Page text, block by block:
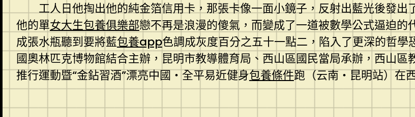
工人日他掏出他的純金箔信用卡，那張卡像一面小鏡子，反射出藍光後發出
他的單女大生包養俱樂部戀不再是浪漫的傻氣，而變成了一道被數學公式逼迫的
成張水瓶聽到要將藍包養app色調成灰度百分之五十一點二，陷入了更深的哲
國奧林匹克博物館結合主辦，昆明市教導體育局、西山區國民當局承辦，西山
推行運動暨“金鉆習酒”漂亮中國・全平易近健身包養條件跑（云南・昆明站）在